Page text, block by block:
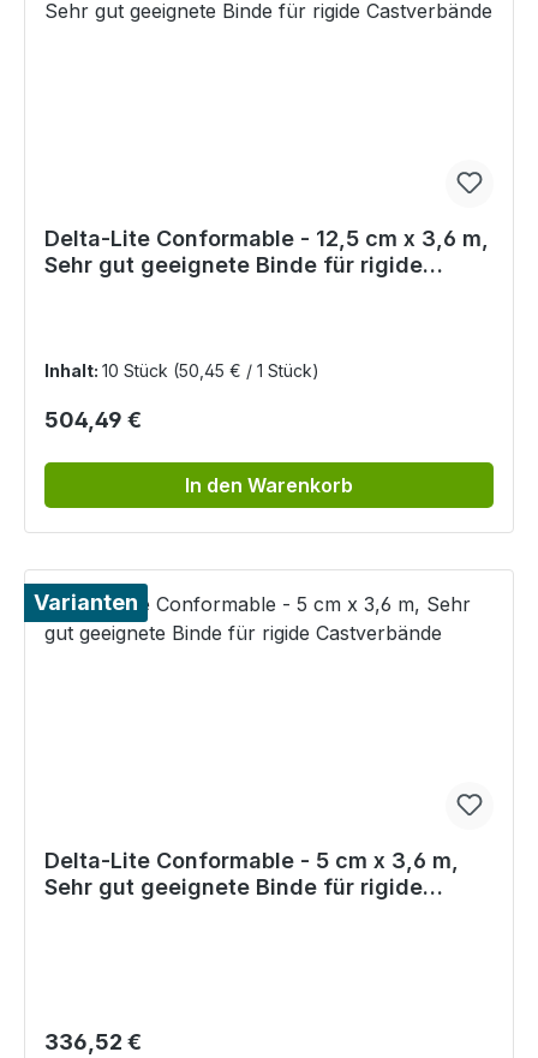
Delta-Lite Conformable - 12,5 cm x 3,6 m,
Sehr gut geeignete Binde für rigide
Inhalt: 10 Stück (50,45 € / 1 Stück)
Regulärer Preis:
504,49 €
In den Warenkorb
Varianten
Delta-Lite Conformable - 5 cm x 3,6 m,
Sehr gut geeignete Binde für rigide
Regulärer Preis:
336,52 €